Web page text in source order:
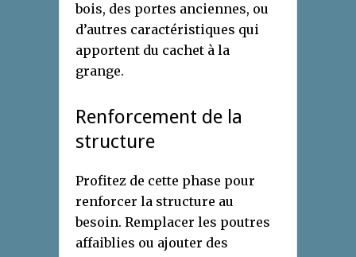
bois, des portes anciennes, ou
d’autres caractéristiques qui
apportent du cachet à la
grange.
Renforcement de la
structure
Profitez de cette phase pour
renforcer la structure au
besoin. Remplacer les poutres
affaiblies ou ajouter des